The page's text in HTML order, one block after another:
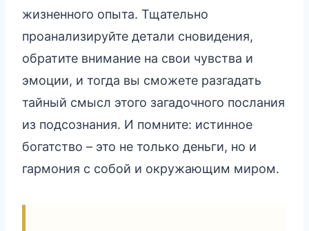
жизненного опыта. Тщательно
проанализируйте детали сновидения,
обратите внимание на свои чувства и
эмоции, и тогда вы сможете разгадать
тайный смысл этого загадочного послания
из подсознания. И помните: истинное
богатство – это не только деньги, но и
гармония с собой и окружающим миром.